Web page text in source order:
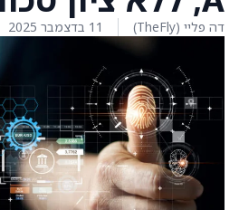
דה פליי (TheFly) 11 בדצמבר 2025